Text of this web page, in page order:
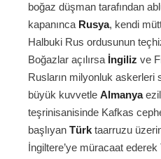
boğaz düşman tarafından
kapanınca Rusya, kendi
Halbuki Rus ordusunun
Boğazlar açılırsa İngiliz ve
Rusların milyonluk askerleri
büyük kuvvetle Almanya
teşrinisanisinde Kafkas
başlıyan Türk taarruzu
İngiltere’ye müracaat